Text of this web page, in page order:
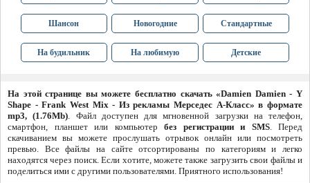
Шансон Новогодние Стандартные
На будильник На любимую Детские
На этой странице вы можете бесплатно скачать «Damien Damien - Y
Shape - Frank West Mix - Из рекламы Мерседес А-Класс» в формате
mp3, (1.76Mb). Файл доступен для мгновенной загрузки на телефон,
смартфон, планшет или компьютер без регистрации и SMS. Перед
скачиванием вы можете прослушать отрывок онлайн или посмотреть
превью. Все файлы на сайте отсортированы по категориям и легко
находятся через поиск. Если хотите, можете также загрузить свои файлы и
поделиться ими с другими пользователями. Приятного использования!